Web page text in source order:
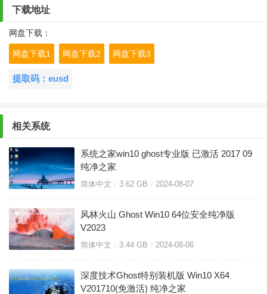
下载地址
网盘下载：
网盘下载1 网盘下载2 网盘下载3
提取码：eusd
相关系统
系统之家win10 ghost专业版 已激活 2017 09
纯净之家
简体中文 3.62 GB 2024-08-07
风林火山 Ghost Win10 64位安全纯净版
V2023
简体中文 3.44 GB 2024-08-06
深度技术Ghost特别装机版 Win10 X64
V201710(免激活) 纯净之家